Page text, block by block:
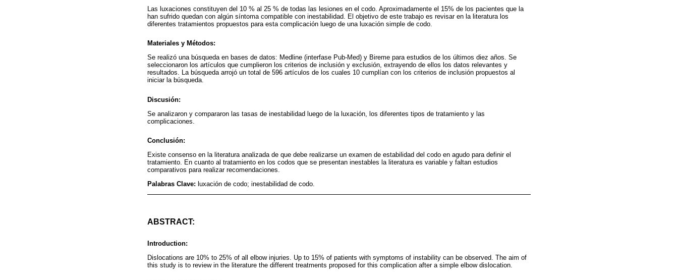
Las luxaciones constituyen del 10 % al 25 % de todas las lesiones en el codo. Aproximadamente el 15% de los pacientes que la
han sufrido quedan con algún síntoma compatible con inestabilidad. El objetivo de este trabajo es revisar en la literatura los
diferentes tratamientos propuestos para esta complicación luego de una luxación simple de codo.
Materiales y Métodos:
Se realizó una búsqueda en bases de datos: Medline (interfase Pub-Med) y Bireme para estudios de los últimos diez años. Se
seleccionaron los artículos que cumplieron los criterios de inclusión y exclusión, extrayendo de ellos los datos relevantes y
resultados. La búsqueda arrojó un total de 596 artículos de los cuales 10 cumplían con los criterios de inclusión propuestos al
iniciar la búsqueda.
Discusión:
Se analizaron y compararon las tasas de inestabilidad luego de la luxación, los diferentes tipos de tratamiento y las
complicaciones.
Conclusión:
Existe consenso en la literatura analizada de que debe realizarse un examen de estabilidad del codo en agudo para definir el
tratamiento. En cuanto al tratamiento en los codos que se presentan inestables la literatura es variable y faltan estudios
comparativos para realizar recomendaciones.
Palabras Clave: luxación de codo; inestabilidad de codo.
ABSTRACT:
Introduction:
Dislocations are 10% to 25% of all elbow injuries. Up to 15% of patients with symptoms of instability can be observed. The aim of
this study is to review in the literature the different treatments proposed for this complication after a simple elbow dislocation.